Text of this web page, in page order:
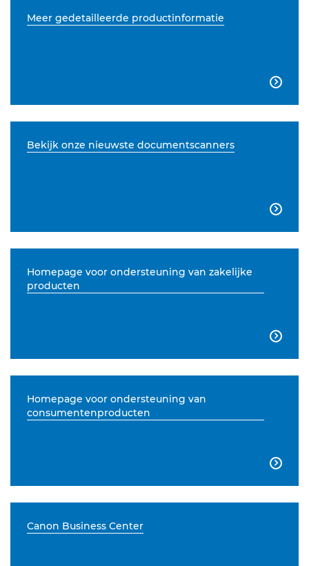
Meer gedetailleerde productinformatie

Bekijk onze nieuwste documentscanners

Homepage voor ondersteuning van zakelijke
producten

Homepage voor ondersteuning van
consumentenproducten

Canon Business Center